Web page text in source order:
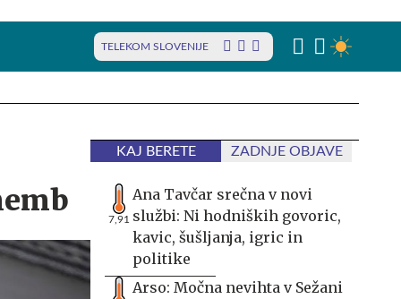
TELEKOM SLOVENIJE
KAJ BERETE ZADNJE OBJAVE
7,91
Ana Tavčar srečna v novi
službi: Ni hodniških govoric,
kavic, šušljanja, igric in
politike
Arso: Močna nevihta v Sežani